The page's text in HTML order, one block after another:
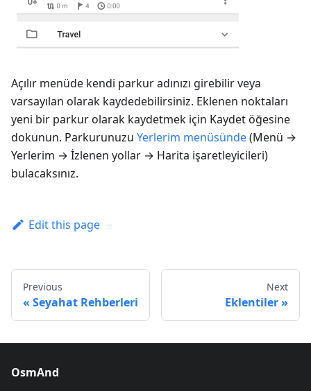
Açılır menüde kendi parkur adınızı girebilir veya
varsayılan olarak kaydedebilirsiniz. Eklenen noktaları
yeni bir parkur olarak kaydetmek için Kaydetöğesine
dokunun. Parkurunuzu Yerlerim menüsünde(Menü →
Yerlerim → İzlenen yollar → Harita işaretleyicileri)
bulacaksınız.
Edit this page
Previous
Seyahat Rehberleri
Next
Eklentiler
OsmAnd